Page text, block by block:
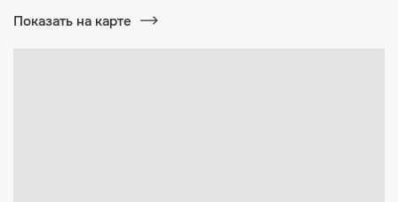
Показать на карте